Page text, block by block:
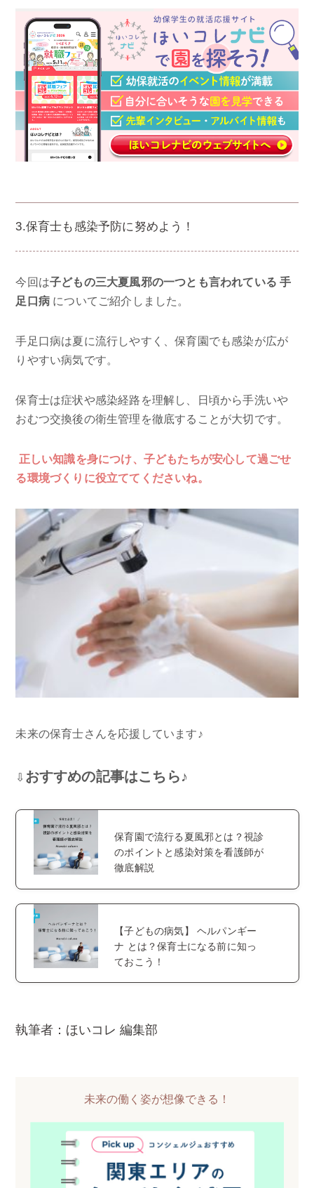
3.保育士も感染予防に努めよう！
今回は子どもの三大夏風邪の一つとも言われている 手
足口病 についてご紹介しました。
手足口病は夏に流行しやすく、保育園でも感染が広が
りやすい病気です。
保育士は症状や感染経路を理解し、日頃から手洗いや
おむつ交換後の衛生管理を徹底することが大切です。
正しい知識を身につけ、子どもたちが安心して過ごせ
る環境づくりに役立ててくださいね。
未来の保育士さんを応援しています♪
⇩ おすすめの記事はこちら♪
保育園で流行る夏風邪とは？視診
のポイントと感染対策を看護師が
徹底解説
【子どもの病気】 ヘルパンギー
ナ とは？保育士になる前に知っ
ておこう！
執筆者：ほいコレ 編集部
未来の働く姿が想像できる！